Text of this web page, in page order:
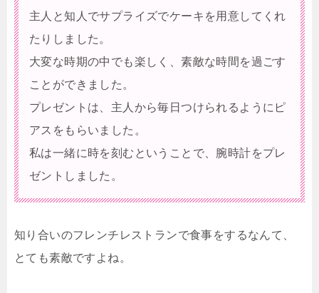
主人と知人でサプライズでケーキを用意してくれ
たりしました。
大変な時期の中でも楽しく、素敵な時間を過ごす
ことができました。
プレゼントは、主人から毎日つけられるようにピ
アスをもらいました。
私は一緒に時を刻むということで、腕時計をプレ
ゼントしました。
知り合いのフレンチレストランで食事をするなんて、
とても素敵ですよね。